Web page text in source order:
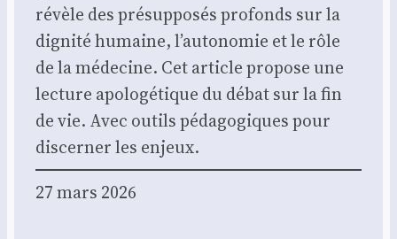
révèle des pré­sup­po­sés pro­fonds sur la
digni­té humaine, l’autonomie et le rôle
de la méde­cine. Cet article pro­pose une
lec­ture apo­lo­gé­tique du débat sur la fin
de vie. Avec outils péda­go­giques pour
dis­cer­ner les enjeux.
27 mars 2026